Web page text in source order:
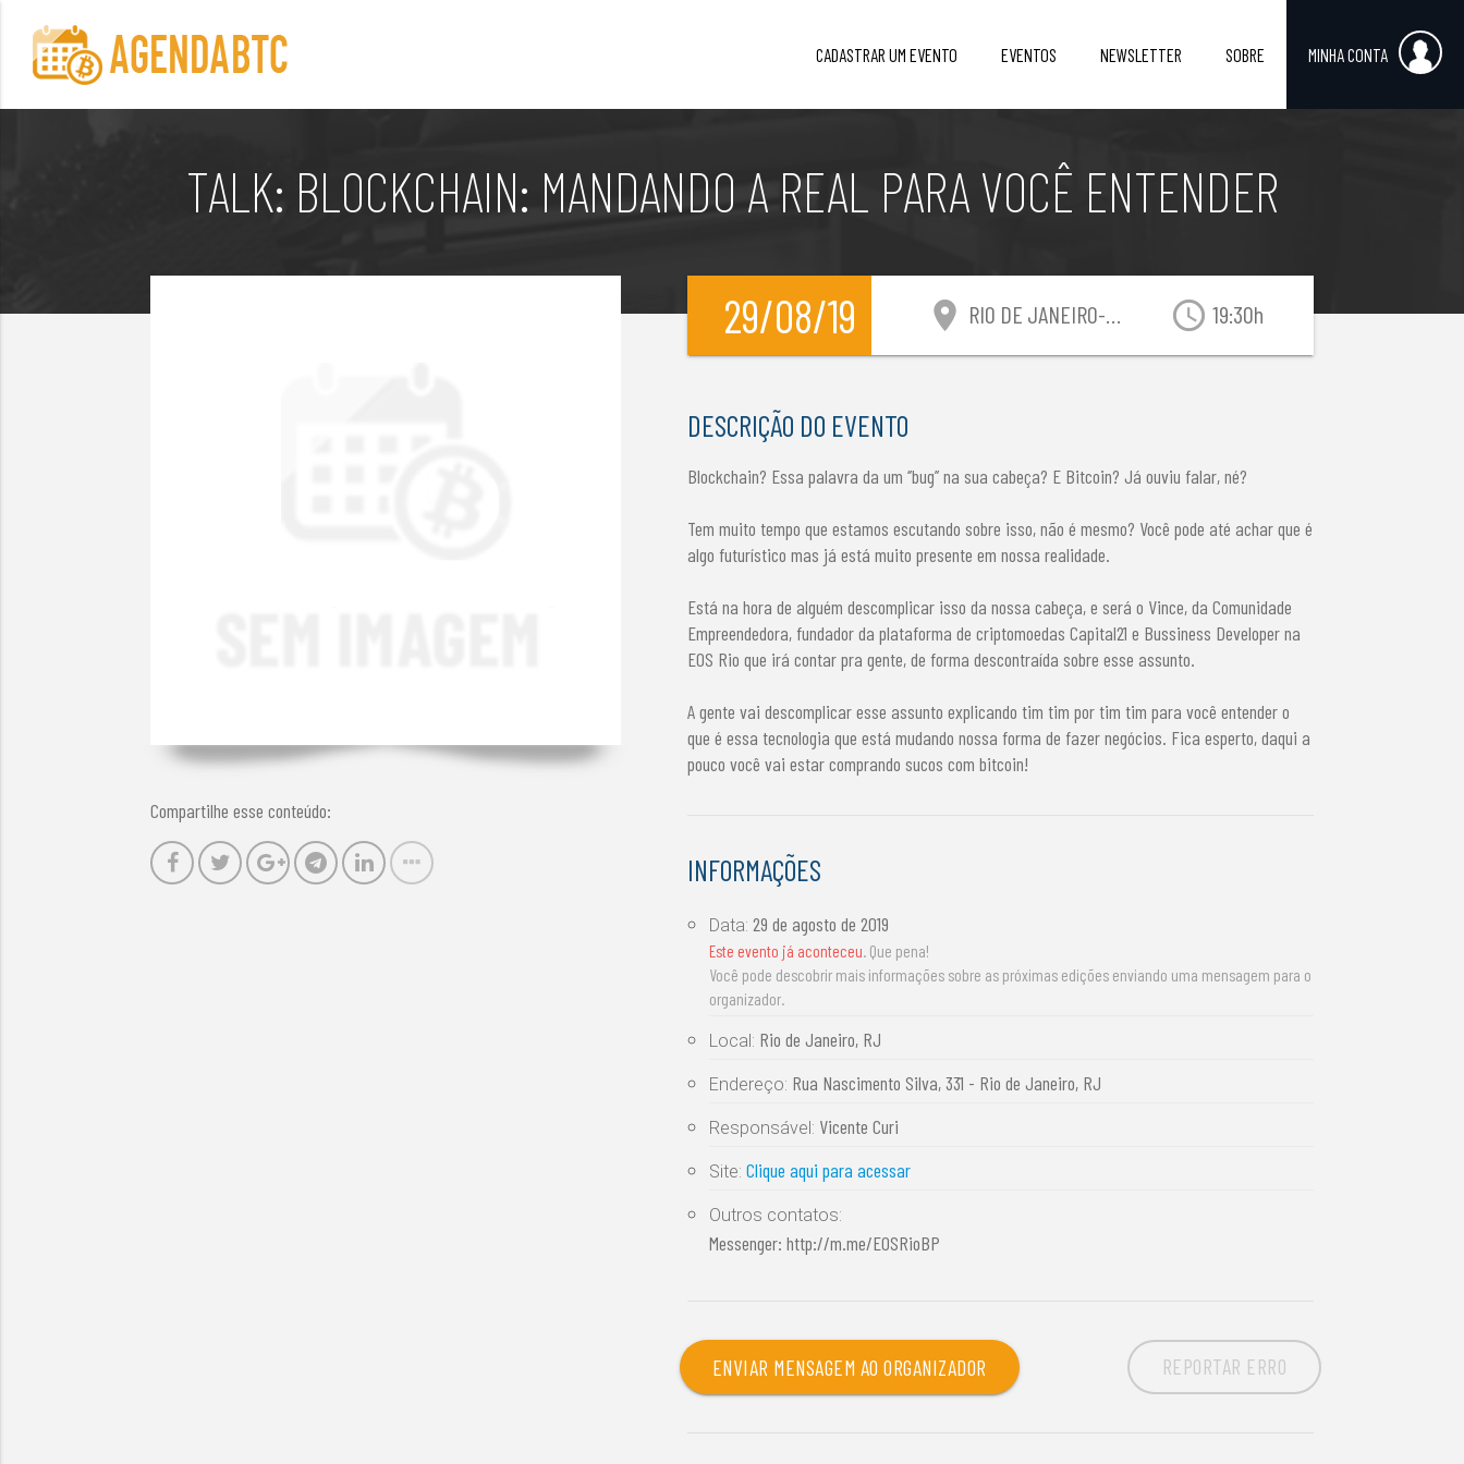
CADASTRAR UM EVENTO EVENTOS NEWSLETTER SOBRE MINHA CONTA
TALK: BLOCKCHAIN: MANDANDO A REAL PARA VOCÊ ENTENDER
Compartilhe esse conteúdo:
29/08/19 access_time 19:30h
location_on RIO DE JANEIRO-RJ
DESCRIÇÃO DO EVENTO
Blockchain? Essa palavra da um ‘’bug’’ na sua cabeça? E Bitcoin? Já ouviu falar, né?
Tem muito tempo que estamos escutando sobre isso, não é mesmo? Você pode até achar que é
algo futurístico mas já está muito presente em nossa realidade.
Está na hora de alguém descomplicar isso da nossa cabeça, e será o Vince, da Comunidade
Empreendedora, fundador da plataforma de criptomoedas Capital21 e Bussiness Developer na
EOS Rio que irá contar pra gente, de forma descontraída sobre esse assunto.
A gente vai descomplicar esse assunto explicando tim tim por tim tim para você entender o
que é essa tecnologia que está mudando nossa forma de fazer negócios. Fica esperto, daqui a
pouco você vai estar comprando sucos com bitcoin!
INFORMAÇÕES
Data:29 de agosto de 2019
Este evento já aconteceu. Que pena!
Você pode descobrir mais informações sobre as próximas edições enviando uma mensagem para o
organizador.
Local: Rio de Janeiro, RJ
Endereço: Rua Nascimento Silva, 331 - Rio de Janeiro, RJ
Responsável: Vicente Curi
Site:Clique aqui para acessar
Outros contatos:
Messenger: http://m.me/EOSRioBP
ENVIAR MENSAGEM AO ORGANIZADOR REPORTAR ERRO